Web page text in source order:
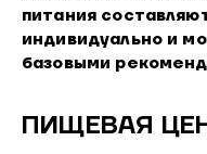
питания
индивидуально и
базовыми
ПИЩЕВАЯ